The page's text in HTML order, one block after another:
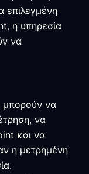
επιλεγμένη
η υπηρεσία
να
μπορούν να
να
και να
η μετρημένη